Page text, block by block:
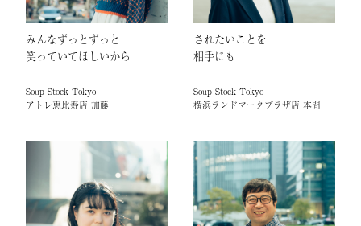
みんなずっとずっと
笑っていてほしいから
Soup Stock Tokyo
アトレ恵比寿店 加藤
されたいことを
相手にも
Soup Stock Tokyo
横浜ランドマークプラザ店 本間